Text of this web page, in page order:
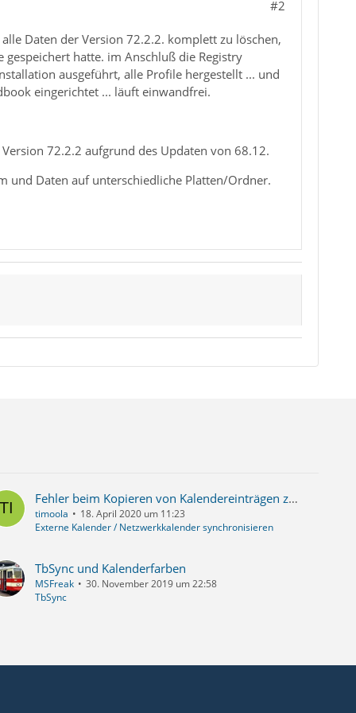
#2
Daten der Version 72.2.2. komplett zu löschen,
hatte. im Anschluß die Registry
ausgeführt, alle Profile hergestellt ... und
eingerichtet ... läuft einwandfrei.
72.2.2 aufgrund des Updaten von 68.12.
und Daten auf unterschiedliche Platten/Ordner.
Fehler beim Kopieren von Kalendereinträgen zwischen zwei Kalendern?
timoola
18. April 2020 um 11:23
Externe Kalender / Netzwerkkalender synchronisieren
TbSync und Kalenderfarben
MSFreak
30. November 2019 um 22:58
TbSync